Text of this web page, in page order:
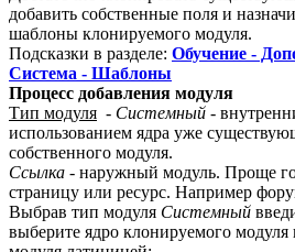
добавить собственные поля и
шаблоны клонируемого модуля.
Подсказки в разделе: Обучение -
Система - Шаблоны
Процесс добавления модуля
Тип модуля - Системный -
использованием ядра уже
собственного модуля.
Ссылка - наружный модуль. Проще
страницу или ресурс. Например
Выбрав тип модуля Системный
выберите ядро клонируемого